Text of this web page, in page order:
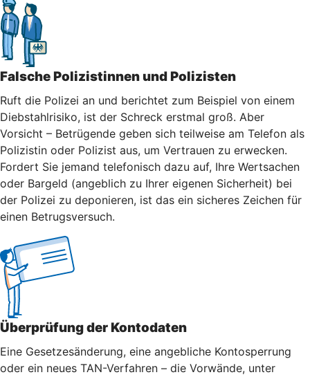
Falsche Polizistinnen und Polizisten
Ruft die Polizei an und berichtet zum Beispiel von einem
Diebstahlrisiko, ist der Schreck erstmal groß. Aber
Vorsicht – Betrügende geben sich teilweise am Telefon als
Polizistin oder Polizist aus, um Vertrauen zu erwecken.
Fordert Sie jemand telefonisch dazu auf, Ihre Wertsachen
oder Bargeld (angeblich zu Ihrer eigenen Sicherheit) bei
der Polizei zu deponieren, ist das ein sicheres Zeichen für
einen Betrugsversuch.
Überprüfung der Kontodaten
Eine Gesetzesänderung, eine angebliche Kontosperrung
oder ein neues TAN-Verfahren – die Vorwände, unter